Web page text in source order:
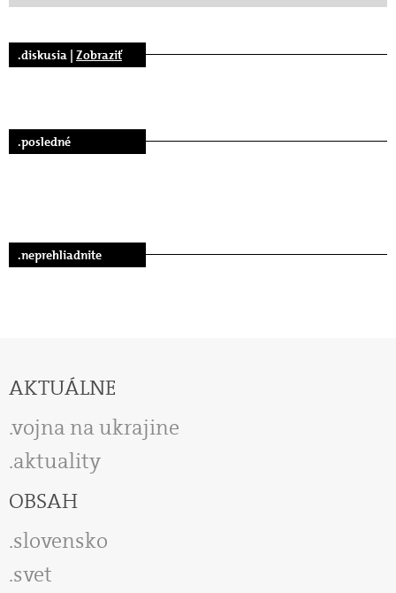
.diskusia | Zobraziť
.posledné
.neprehliadnite
AKTUÁLNE
vojna na ukrajine
aktuality
OBSAH
slovensko
svet